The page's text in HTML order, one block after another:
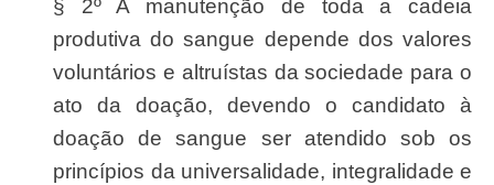
§ 2º A manutenção de toda a cadeia
produtiva do sangue depende dos valores
voluntários e altruístas da sociedade para o
ato da doação, devendo o candidato à
doação de sangue ser atendido sob os
princípios da universalidade, integralidade e